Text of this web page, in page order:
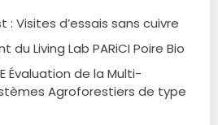
: Visites d’essais sans cuivre
du Living Lab PARiCI Poire Bio
Évaluation de la Multi-
Agroforestiers de type